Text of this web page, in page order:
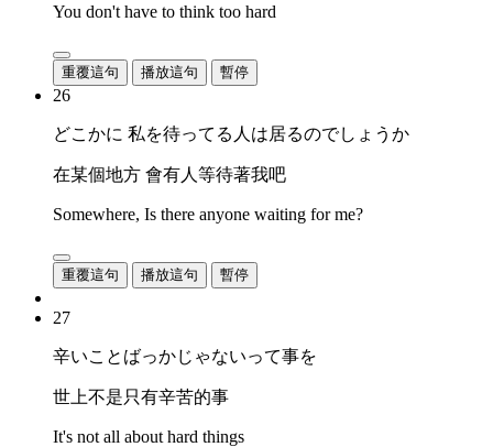
You don't have to think too hard
重覆這句 播放這句 暫停
26
どこかに 私を待ってる人は居るのでしょうか
在某個地方 會有人等待著我吧
Somewhere, Is there anyone waiting for me?
重覆這句 播放這句 暫停
27
辛いことばっかじゃないって事を
世上不是只有辛苦的事
It's not all about hard things